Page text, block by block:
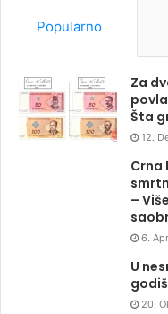
Popularno
Za
Šta
12.
Crna
–
6.
U
20.